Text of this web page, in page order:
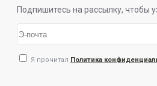
Подпишитесь на рассылку, чтобы
Я прочитал Политика